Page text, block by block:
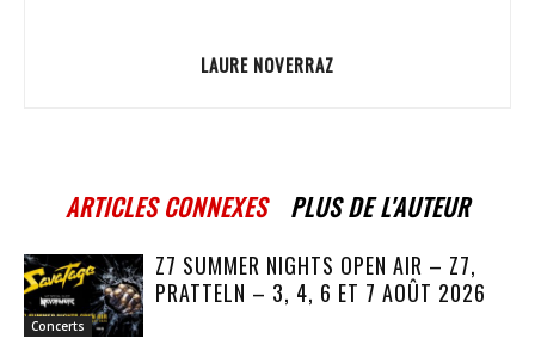
LAURE NOVERRAZ
ARTICLES CONNEXES PLUS DE L'AUTEUR
Concerts
Z7 SUMMER NIGHTS OPEN AIR – Z7,
PRATTELN – 3, 4, 6 ET 7 AOÛT 2026